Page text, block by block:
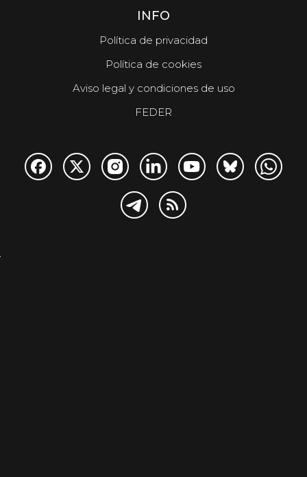
INFO
Política de privacidad
Política de cookies
Aviso legal y condiciones de uso
FEDER